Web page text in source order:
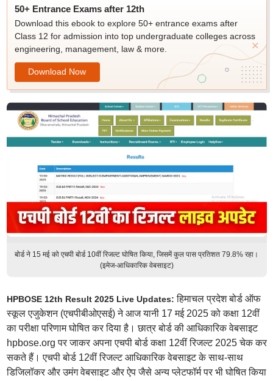
50+ Entrance Exams after 12th
Download this ebook to explore 50+ entrance exams after
Class 12 for admission into top undergraduate colleges across
engineering, management, law & more.
Download Now
बोर्ड ने 15 मई को एचपी बोर्ड 10वीं रिजल्ट घोषित किया, जिसमें कुल पास प्रतिशत 79.8% रहा।
(इमेज-आधिकारिक वेबसाइट)
HPBOSE 12th Result 2025 Live Updates:हिमाचल प्रदेश बोर्ड ऑफ
स्कूल एजुकेशन (एचपीबीओएसई) ने आज यानी 17 मई 2025 को कक्षा 12वीं
का परीक्षा परिणाम घोषित कर दिया है। छात्र बोर्ड की आधिकारिक वेबसाइट
hpbose.org पर जाकर अपना एचपी बोर्ड कक्षा 12वीं रिजल्ट 2025 चेक कर
सकते हैं। एचपी बोर्ड 12वीं रिजल्ट आधिकारिक वेबसाइट के साथ-साथ
डिजिलॉकर और उमंग वेबसाइट और ऐप जैसे अन्य प्लेटफॉर्म पर भी घोषित किया